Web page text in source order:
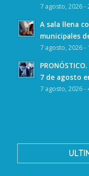
7 agosto, 2026 -
A sala llena
municipales
7 agosto, 2026 -
7 de agosto
7 agosto, 2026 -